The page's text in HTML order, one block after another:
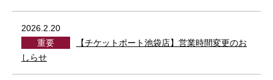
2026.2.20
重要
【チケットポート池袋店】営業時間変更のお
しらせ